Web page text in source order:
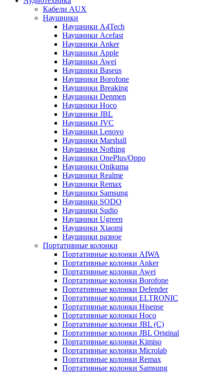
Кабели AUX
Наушники
Наушники A4Tech
Наушники Acefast
Наушники Anker
Наушники Apple
Наушники Awei
Наушники Baseus
Наушники Borofone
Наушники Breaking
Наушники Denmen
Наушники Hoco
Наушники JBL
Наушники JVC
Наушники Lenovo
Наушники Marshall
Наушники Nothing
Наушники OnePlus/Oppo
Наушники Onikuma
Наушники Realme
Наушники Remax
Наушники Samsung
Наушники SODO
Наушники Sudio
Наушники Ugreen
Наушники Xiaomi
Наушники разное
Портативные колонки
Портативные колонки AIWA
Портативные колонки Anker
Портативные колонки Awei
Портативные колонки Borofone
Портативные колонки Defender
Портативные колонки ELTRONIC
Портативные колонки Hisense
Портативные колонки Hoco
Портативные колонки JBL (C)
Портативные колонки JBL Original
Портативные колонки Kimiso
Портативные колонки Microlab
Портативные колонки Remax
Портативные колонки Samsung